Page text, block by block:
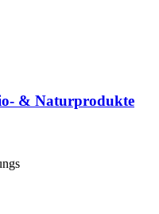
& Naturprodukte